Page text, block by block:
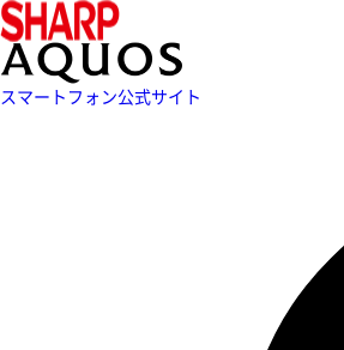
スマートフォン公式サイト